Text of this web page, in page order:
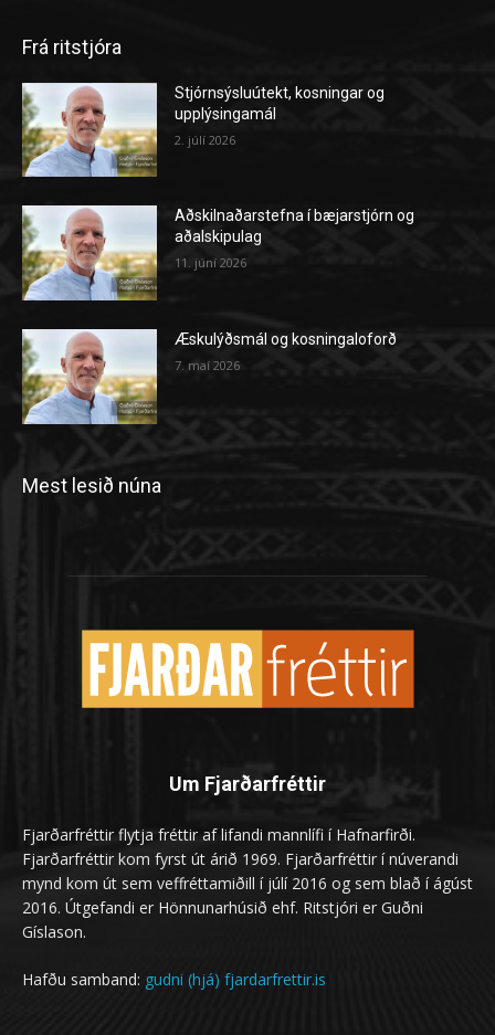
Frá ritstjóra
Stjórnsýsluútekt, kosningar og
upplýsingamál
2. júlí 2026
Aðskilnaðarstefna í bæjarstjórn og
aðalskipulag
11. júní 2026
Æskulýðsmál og kosningaloforð
7. maí 2026
Mest lesið núna
Um Fjarðarfréttir
Fjarðarfréttir flytja fréttir af lifandi mannlífi í Hafnarfirði.
Fjarðarfréttir kom fyrst út árið 1969. Fjarðarfréttir í núverandi
mynd kom út sem veffréttamiðill í júlí 2016 og sem blað í ágúst
2016. Útgefandi er Hönnunarhúsið ehf. Ritstjóri er Guðni
Gíslason.
Hafðu samband: gudni (hjá) fjardarfrettir.is